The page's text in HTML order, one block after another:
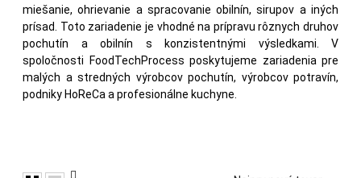
miešanie, ohrievanie a spracovanie obilnín, sirupov a iných
prísad. Toto zariadenie je vhodné na prípravu rôznych druhov
pochutín a obilnín s konzistentnými výsledkami. V
spoločnosti FoodTechProcess poskytujeme zariadenia pre
malých a stredných výrobcov pochutín, výrobcov potravín,
podniky HoReCa a profesionálne kuchyne.